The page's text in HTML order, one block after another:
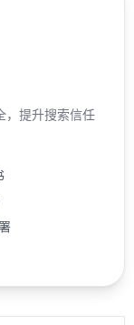
，提升搜索信任